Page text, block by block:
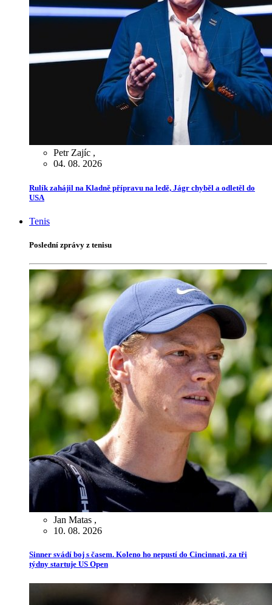
Petr Zajíc ,
04. 08. 2026
Rulík zahájil na Kladně přípravu na ledě, Jágr chyběl a odletěl do
USA
Tenis
Poslední zprávy z tenisu
Jan Matas ,
10. 08. 2026
Sinner svádí boj s časem. Koleno ho nepustí do Cincinnati, za tři
týdny startuje US Open